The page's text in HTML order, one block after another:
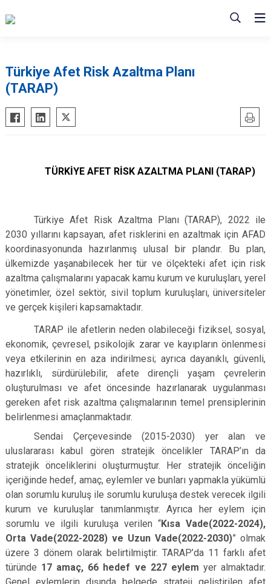
Türkiye Afet Risk Azaltma Planı
(TARAP)
TÜRKİYE AFET RİSK AZALTMA PLANI (TARAP)
Türkiye Afet Risk Azaltma Planı (TARAP), 2022 ile
2030 yıllarını kapsayan, afet risklerini en azaltmak için AFAD
koordinasyonunda hazırlanmış ulusal bir plandır. Bu plan,
ülkemizde yaşanabilecek her tür ve ölçekteki afet için risk
azaltma çalışmalarını yapacak kamu kurum ve kuruluşları, yerel
yönetimler, özel sektör, sivil toplum kuruluşları, üniversiteler
ve gerçek kişileri kapsamaktadır.
TARAP ile afetlerin neden olabileceği fiziksel, sosyal,
ekonomik, çevresel, psikolojik zarar ve kayıpların önlenmesi
veya etkilerinin en aza indirilmesi; ayrıca dayanıklı, güvenli,
hazırlıklı, sürdürülebilir, afete dirençli yaşam çevrelerin
oluşturulması ve afet öncesinde hazırlanarak uygulanması
gereken afet risk azaltma çalışmalarının temel prensiplerinin
belirlenmesi amaçlanmaktadır.
Sendai Çerçevesinde (2015-2030) yer alan ve
uluslararası kabul gören stratejik öncelikler TARAP’ın da
stratejik önceliklerini oluşturmuştur. Her stratejik önceliğin
içeriğinde hedef, amaç, eylemler ve bunları yapmakla yükümlü
olan sorumlu kuruluş ile sorumlu kuruluşa destek verecek ilgili
kurum ve kuruluşlar tanımlanmıştır. Ayrıca her eylem için
sorumlu ve ilgili kuruluşa verilen “Kısa Vade(2022-2024),
Orta Vade(2022-2028) ve Uzun Vade(2022-2030)” olmak
üzere 3 dönem olarak belirtilmiştir. TARAP’da 11 farklı afet
türünde 17 amaç, 66 hedef ve 227 eylem yer almaktadır.